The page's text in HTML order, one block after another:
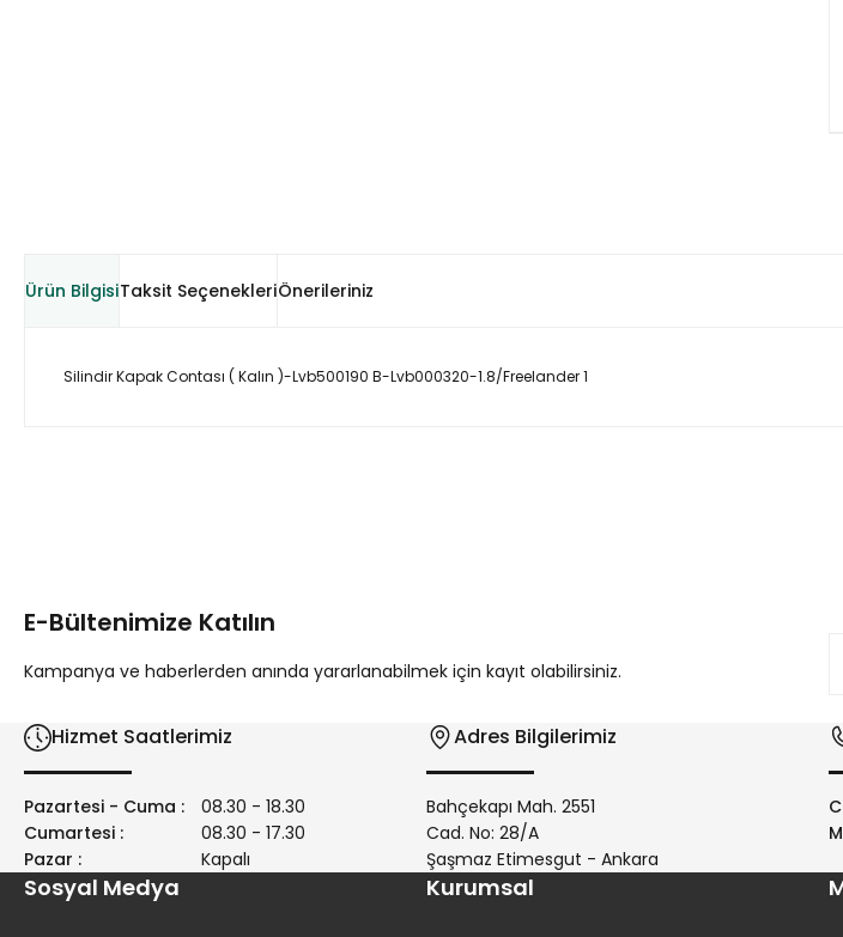
Ürün BilgisiTaksit SeçenekleriÖnerileriniz
Silindir Kapak Contası ( Kalın )-Lvb500190 B-Lvb000320-1.8/Freelander 1
Ürün bilgilerinde hatalar bulunuyor.
E-Bültenimize Katılın
Kampanya ve haberlerden anında yararlanabilmek için kayıt olabilirsiniz.
Hizmet Saatlerimiz
Pazartesi - Cuma :
08.30 - 18.30
Cumartesi :
08.30 - 17.30
Pazar :
Kapalı
Adres Bilgilerimiz
Bahçekapı Mah. 2551
Cad. No: 28/A
Şaşmaz Etimesgut - Ankara
Sosyal Medya Kurumsal